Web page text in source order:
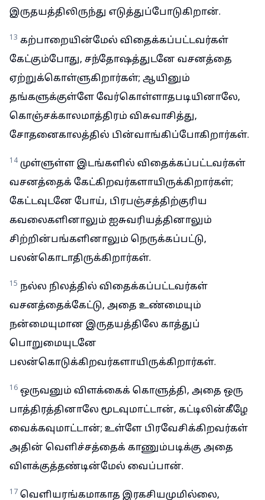
இருதயத்திலிருந்து எடுத்துப்போடுகிறான்.
13 கற்பாறையின்மேல் விதைக்கப்பட்டவர்கள்
கேட்கும்போது, சந்தோஷத்துடனே வசனத்தை
ஏற்றுக்கொள்ளுகிறார்கள்; ஆயினும்
தங்களுக்குள்ளே வேர்கொள்ளாதபடியினாலே,
கொஞ்சக்காலமாத்திரம் விசுவாசித்து,
சோதனைகாலத்தில் பின்வாங்கிப்போகிறார்கள்.
14 முள்ளுள்ள இடங்களில் விதைக்கப்பட்டவர்கள்
வசனத்தைக் கேட்கிறவர்களாயிருக்கிறார்கள்;
கேட்டவுடனே போய், பிரபஞ்சத்திற்குரிய
கவலைகளினாலும் ஐசுவரியத்தினாலும்
சிற்றின்பங்களினாலும் நெருக்கப்பட்டு,
பலன்கொடாதிருக்கிறார்கள்.
15 நல்ல நிலத்தில் விதைக்கப்பட்டவர்கள்
வசனத்தைக்கேட்டு, அதை உண்மையும்
நன்மையுமான இருதயத்திலே காத்துப்
பொறுமையுடனே
பலன்கொடுக்கிறவர்களாயிருக்கிறார்கள்.
16 ஒருவனும் விளக்கைக் கொளுத்தி, அதை ஒரு
பாத்திரத்தினாலே மூடவுமாட்டான், கட்டிலின்கீழே
வைக்கவுமாட்டான்; உள்ளே பிரவேசிக்கிறவர்கள்
அதின் வெளிச்சத்தைக் காணும்படிக்கு அதை
விளக்குத்தண்டின்மேல் வைப்பான்.
17 வெளியரங்கமாகாத இரகசியமுமில்லை,